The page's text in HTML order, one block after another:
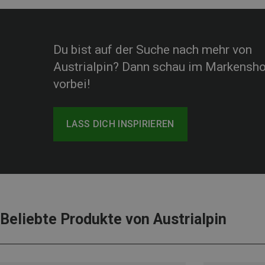
Du bist auf der Suche nach mehr von
Austrialpin? Dann schau im
vorbei!
LASS DICH INSPIRIEREN
Beliebte Produkte von Austrialpin